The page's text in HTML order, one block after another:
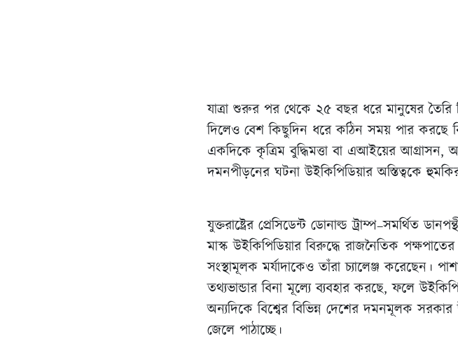
যাত্রা শুরুর পর থেকে ২৫ বছর ধরে মানুষের তৈরি
দিলেও বেশ কিছুদিন ধরে কঠিন সময় পার করছে
একদিকে কৃত্রিম বুদ্ধিমত্তা বা এআইয়ের আগ্রাসন,
দমনপীড়নের ঘটনা উইকিপিডিয়ার অস্তিত্বকে
যুক্তরাষ্ট্রের প্রেসিডেন্ট ডোনাল্ড ট্রাম্প–সমর্থিত
মাস্ক উইকিপিডিয়ার বিরুদ্ধে রাজনৈতিক
সংস্থামূলক মর্যাদাকেও তাঁরা চ্যালেঞ্জ করেছেন।
তথ্যভান্ডার বিনা মূল্যে ব্যবহার করছে, ফলে
অন্যদিকে বিশ্বের বিভিন্ন দেশের দমনমূলক সরকার
জেলে পাঠাচ্ছে।